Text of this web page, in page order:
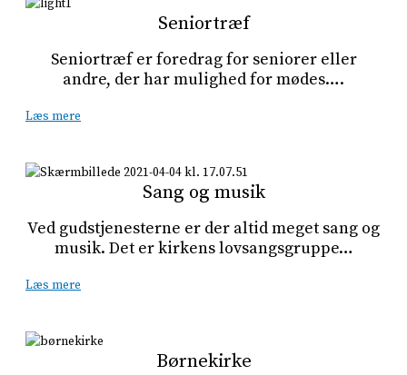
Seniortræf
Seniortræf er foredrag for seniorer eller
andre, der har mulighed for mødes….
Læs mere
Sang og musik
Ved gudstjenesterne er der altid meget sang og
musik. Det er kirkens lovsangsgruppe…
Læs mere
Børnekirke